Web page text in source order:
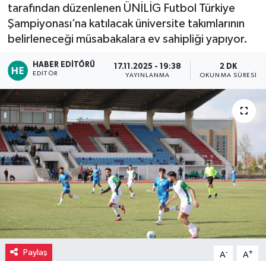
tarafından düzenlenen ÜNİLİG Futbol Türkiye
Şampiyonası’na katılacak üniversite takımlarının
belirleneceği müsabakalara ev sahipliği yapıyor.
HABER EDITÖRÜ
EDITÖR
17.11.2025 - 19:38
YAYINLANMA
2 DK
OKUNMA SÜRESI
Paylaş A- A+